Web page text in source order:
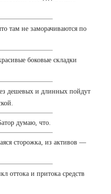
там не заморачиваются по
боковые складки
дешевых и длинных пойдут
думаю, что.
сторожка, из активов —
оттока и притока средств